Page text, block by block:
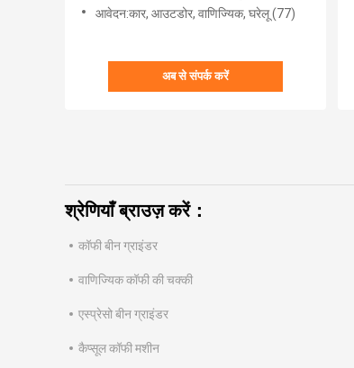
आवेदन:कार, ​​आउटडोर, वाणिज्यिक, घरेलू (77)
अब से संपर्क करें
श्रेणियाँ ब्राउज़ करें：
कॉफी बीन ग्राइंडर
वाणिज्यिक कॉफी की चक्की
एस्प्रेसो बीन ग्राइंडर
कैप्सूल कॉफी मशीन